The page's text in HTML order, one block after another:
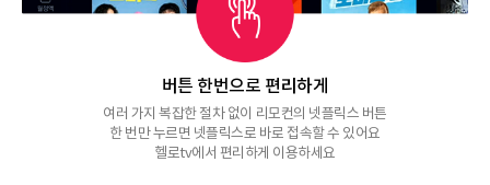
버튼 한번으로 편리하게
여러 가지 복잡한 절차 없이 리모컨의 넷플릭스 버튼
한 번만 누르면 넷플릭스로 바로 접속할 수 있어요
헬로tv에서 편리하게 이용하세요